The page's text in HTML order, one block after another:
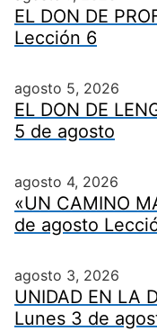
EL DON DE
Lección 6
agosto 5, 2026
EL DON DE
5 de agosto
agosto 4, 2026
«UN CAMINO
de agosto
agosto 3, 2026
UNIDAD EN LA
Lunes 3 de